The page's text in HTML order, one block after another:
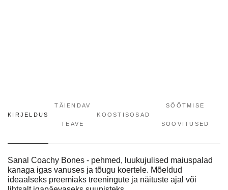
KIRJELDUS
TÄIENDAV
TEAVE
KOOSTISOSAD
SÖÖTMISE
SOOVITUSED
Sanal Coachy Bones - pehmed, luukujulised maiuspalad
kanaga igas vanuses ja tõugu koertele. Mõeldud
ideaalseks preemiaks treeningute ja näituste ajal või